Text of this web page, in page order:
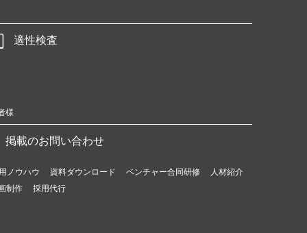
適性検査
様
掲載のお問い合わせ
ノウハウ 資料ダウンロード ベンチャー合同研修
人材紹介
制作
採用代行